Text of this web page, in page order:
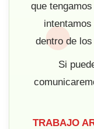
que
dentro de
Si
TRABAJO